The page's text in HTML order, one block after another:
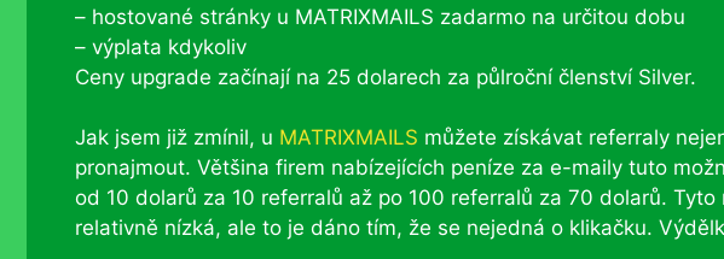
– hostované stránky u MATRIXMAILS zadarmo na určitou dobu
– výplata kdykoliv
Ceny upgrade začínají na 25 dolarech za půlroční členství Silver.
Jak jsem již zmínil, u MATRIXMAILS můžete získávat referraly
pronajmout. Většina firem nabízejících peníze za e-maily tuto
od 10 dolarů za 10 referralů až po 100 referralů za 70 dolarů.
relativně nízká, ale to je dáno tím, že se nejedná o klikačku.